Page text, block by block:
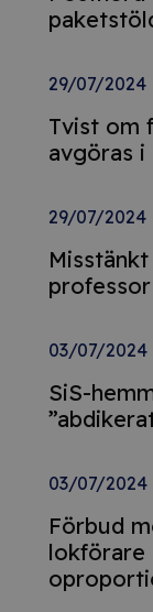
29/07/2024
Tvist om
avgöras i
29/07/2024
03/07/2024
SiS-
03/07/2024
Förbud
lokförare